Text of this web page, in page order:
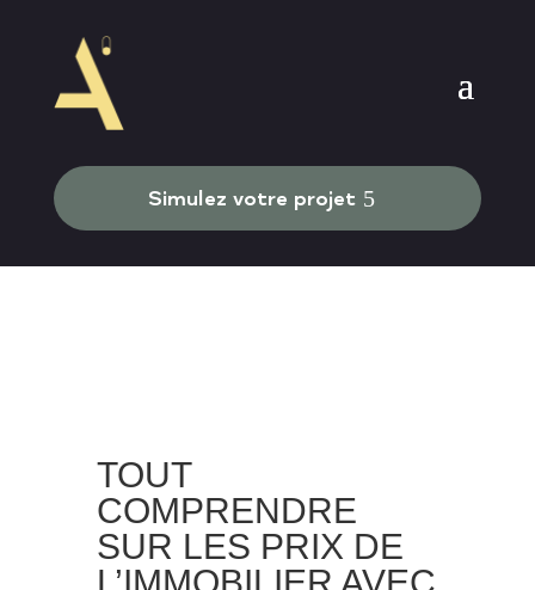
Simulez votre projet
TOUT
COMPRENDRE
SUR LES PRIX DE
L’IMMOBILIER AVEC